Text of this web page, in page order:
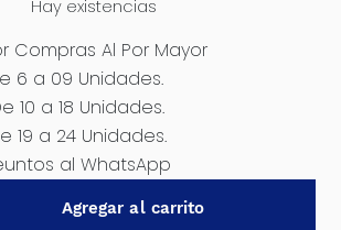
Hay existencias
Compras Al Por Mayor
6 a 09 Unidades.
10 a 18 Unidades.
19 a 24 Unidades.
al WhatsApp
Agregar al carrito